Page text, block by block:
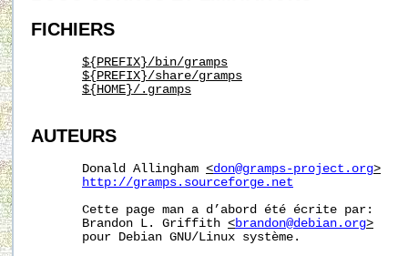
FICHIERS
${PREFIX}/bin/gramps
${PREFIX}/share/gramps
${HOME}/.gramps
AUTEURS
       Donald Allingham
<don@gramps-project.org>
http://gramps.sourceforge.net
       Cette page man a d’abord été écrite par:
       Brandon L. Griffith
<brandon@debian.org>
       pour Debian GNU/Linux système.